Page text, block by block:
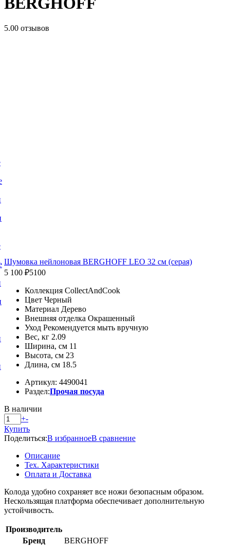
5.00 отзывов
Шумовка нейлоновая BERGHOFF LEO 32 см (серая)
5 100 ₽5100
Коллекция CollectAndCook
Цвет Черный
Материал Дерево
Внешняя отделка Окрашенный
Уход Рекомендуется мыть вручную
Вес, кг 2.09
Ширина, см 11
Высота, см 23
Длина, см 18.5
Артикул: 4490041
Раздел:Прочая посуда
В наличии
+-
Купить
Поделиться:В избранноеВ сравнение
Описание
Тех. Характеристики
Оплата и Доставка
Колода удобно сохраняет все ножи безопасным образом.
Нескользящая платформа обеспечивает дополнительную
устойчивость.
Производитель
Бренд
BERGHOFF